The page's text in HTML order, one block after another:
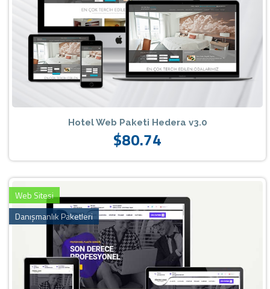
Hotel Web Paketi Hedera v3.0
$80.74
Web Sitesi
Danışmanlık Paketleri